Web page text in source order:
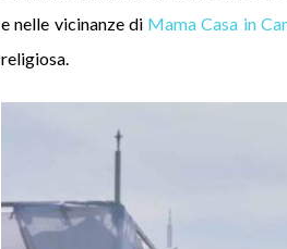
e nelle vicinanze diMama Casa in
religiosa.